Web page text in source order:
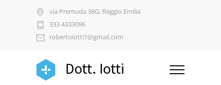
via Premuda 38G, Reggio Emilia
333 4333096
robertoiotti1@gmail.com
Dott. Iotti